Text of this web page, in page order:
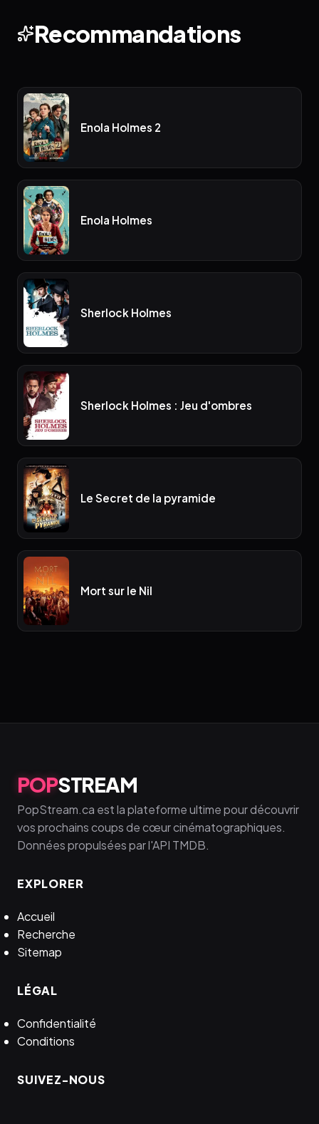
Recommandations
Enola Holmes 2
Enola Holmes
Sherlock Holmes
Sherlock Holmes : Jeu d'ombres
Le Secret de la pyramide
Mort sur le Nil
POPSTREAM
PopStream.ca est la plateforme ultime pour découvrir
vos prochains coups de cœur cinématographiques.
Données propulsées par l'API TMDB.
EXPLORER
Accueil
Recherche
Sitemap
LÉGAL
Confidentialité
Conditions
SUIVEZ-NOUS